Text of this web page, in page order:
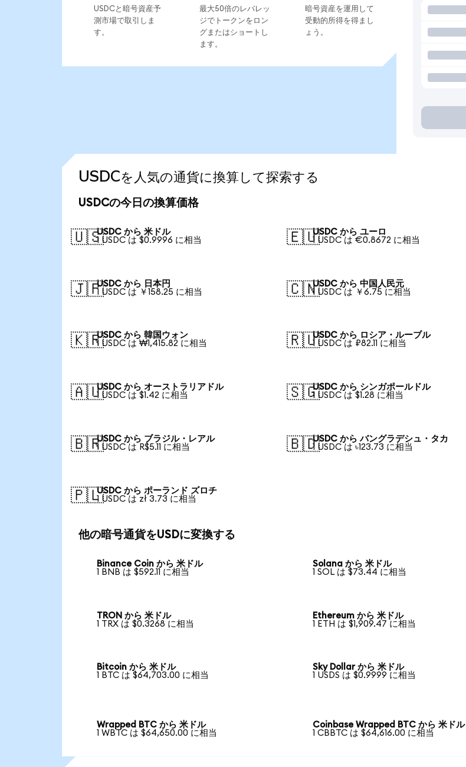
USDCと暗号資産予
測市場で取引しま
す。
最大50倍のレバレッ
ジでトークンをロン
グまたはショートし
ます。
暗号資産を運用して
受動的所得を得まし
ょう。
USDCを人気の通貨に換算して探索する
USDCの今日の換算価格
🇺🇸USDC から 米ドル
1 USDC は $0.9996 に相当
🇪🇺USDC から ユーロ
1 USDC は €0.8672 に相当
🇯🇵USDC から 日本円
1 USDC は ￥158.25 に相当
🇨🇳USDC から 中国人民元
1 USDC は ￥6.75 に相当
🇰🇷USDC から 韓国ウォン
1 USDC は ₩1,415.82 に相当
🇷🇺USDC から ロシア・ルーブル
1 USDC は ₽82.11 に相当
🇦🇺USDC から オーストラリアドル
1 USDC は $1.42 に相当
🇸🇬USDC から シンガポールドル
1 USDC は $1.28 に相当
🇧🇷USDC から ブラジル・レアル
1 USDC は R$5.11 に相当
🇧🇩USDC から バングラデシュ・タカ
1 USDC は ৳123.73 に相当
🇵🇱USDC から ポーランド ズロチ
1 USDC は zł 3.73 に相当
他の暗号通貨をUSDに変換する
Binance Coin から 米ドル
1 BNB は $592.11 に相当
Solana から 米ドル
1 SOL は $73.44 に相当
TRON から 米ドル
1 TRX は $0.3268 に相当
Ethereum から 米ドル
1 ETH は $1,909.47 に相当
Bitcoin から 米ドル
1 BTC は $64,703.00 に相当
Sky Dollar から 米ドル
1 USDS は $0.9999 に相当
Wrapped BTC から 米ドル
1 WBTC は $64,650.00 に相当
Coinbase Wrapped BTC から 米ドル
1 CBBTC は $64,616.00 に相当